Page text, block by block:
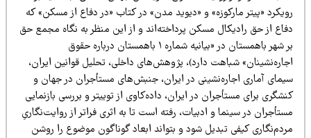
«پیتر مارکوزه» و «دیوید مدن» در کتاب «در دفاع از مسکن» که
از حق رادیکال مسکن پرداخته‌اند و از این منظر به نگاه مجمع حق
بر شهر باهمستان در «بیانیه شماره ۱ باهمستان درباره حقوق
شباهت دارد)، پژوهش‌های داخلی، تحلیل قوانین ایران،
آماری اجاره‌نشینی در ایران، جنبش‌های مستأجران در جهان و
برای مستأجران در ایران، داده‌کاوی از توییتر و بررسی بازنمایی
در سینما و ادبیات، رفته است تا به اثری فراتر از روایت‌نگاریِ
کیفی تبدیل شود و بتواند ابعاد گوناگون موضوع را روشن